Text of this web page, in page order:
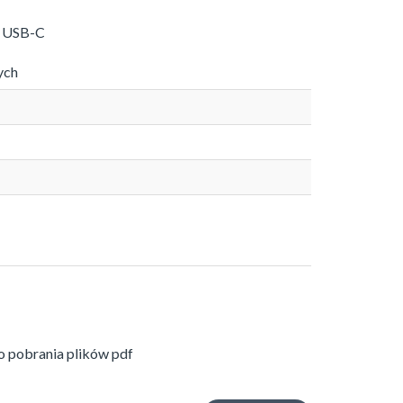
C
pobrania plików pdf